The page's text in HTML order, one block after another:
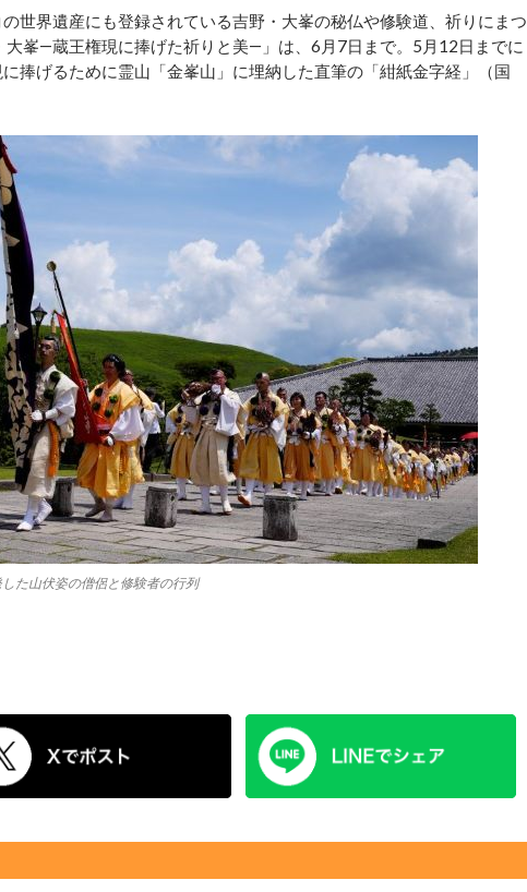
世界遺産にも登録されている吉野・大峯の秘仏や修験道、祈りにまつ
大峯―蔵王権現に捧げた祈りと美―」は、6月7日まで。5月12日までに
捧げるために霊山「金峯山」に埋納した直筆の「紺紙金字経」（国
た山伏姿の僧侶と修験者の行列